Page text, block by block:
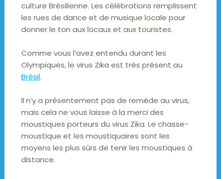
culture Brésilienne. Les célébrations remplissent
les rues de dance et de musique locale pour
donner le ton aux locaux et aux touristes.
Comme vous l’avez entendu durant les
Olympiques, le virus Zika est très présent au
Brésil.
Il n’y a présentement pas de remède au virus,
mais cela ne vous laisse à la merci des
moustiques porteurs du virus Zika. Le chasse-
moustique et les moustiquaires sont les
moyens les plus sûrs de tenir les moustiques à
distance.